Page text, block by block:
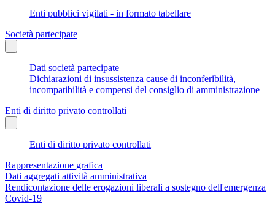
Enti pubblici vigilati - in formato tabellare
Società partecipate
Dati società partecipate
Dichiarazioni di insussistenza cause di inconferibilità,
incompatibilità e compensi del consiglio di amministrazione
Enti di diritto privato controllati
Enti di diritto privato controllati
Rappresentazione grafica
Dati aggregati attività amministrativa
Rendicontazione delle erogazioni liberali a sostegno dell'emergenza
Covid-19